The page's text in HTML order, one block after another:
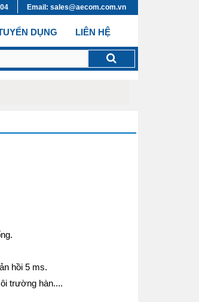
Email: sales@aecom.com.vn
DỤNG LIÊN HỆ
hồi 5 ms.
trường hàn....